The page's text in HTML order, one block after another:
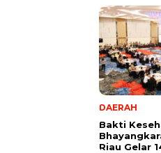
DAERAH
Bakti
Riau Gelar